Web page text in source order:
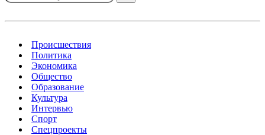
Происшествия
Политика
Экономика
Общество
Образование
Культура
Интервью
Спорт
Спецпроекты